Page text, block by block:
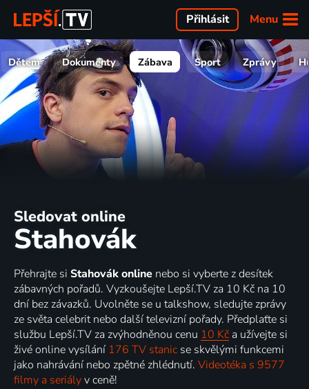
Menu
Přihlásit
Dětem Dokumenty Zábava Sport Zprávy
Sledovat online
Stahovák
Přehrajte si Stahovák online nebo si vyberte z desítek
zábavných pořadů. Vyzkoušejte Lepší.TV za 10 Kč na 10
dní bez závazků. Uvolněte se u talkshow, sledujte zprávy
ze světa celebrit nebo další televizní pořady. Předplaťte si
službu Lepší.TV za zvýhodněnou cenu 10 Kč a užívejte si
živé online vysílání 176 TV stanic se skvělými funkcemi
jako nahrávání nebo zpětné zhlédnutí. Videotéka s 9577
filmy a seriályv ceně!